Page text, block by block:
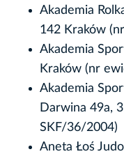
Akademia
142 Kraków
Akademia
Kraków (nr
Akademia
Darwina 49a,
SKF/36/2004)
Aneta Łoś